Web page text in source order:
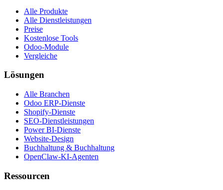
Alle Produkte
Alle Dienstleistungen
Preise
Kostenlose Tools
Odoo-Module
Vergleiche
Lösungen
Alle Branchen
Odoo ERP-Dienste
Shopify-Dienste
SEO-Dienstleistungen
Power BI-Dienste
Website-Design
Buchhaltung & Buchhaltung
OpenClaw-KI-Agenten
Ressourcen